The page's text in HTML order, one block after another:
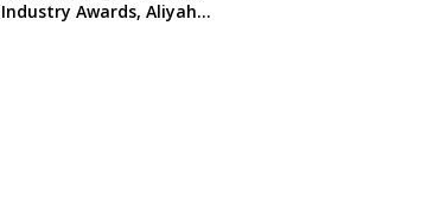
Industry Awards, Aliyah